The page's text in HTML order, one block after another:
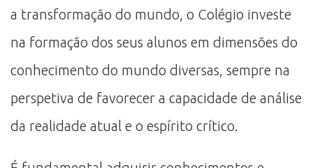
a transformação do mundo, o Colégio investe
na formação dos seus alunos em dimensões do
conhecimento do mundo diversas, sempre na
perspetiva de favorecer a capacidade de análise
da realidade atual e o espírito crítico.